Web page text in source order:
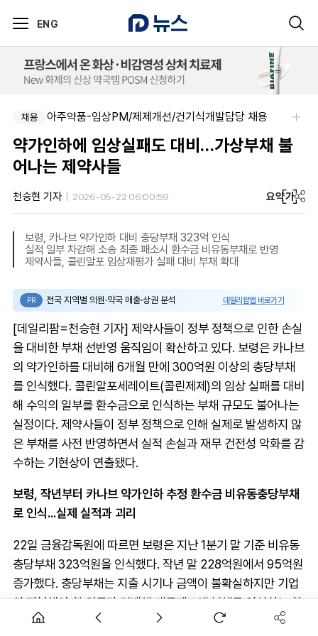
ENG
채용 아주약품-임상PM/제제개선/건기식개발담당 채용
약가인하에 임상실패도 대비…가상부채 불
어나는 제약사들
천승현 기자 2026-05-22 06:00:59 요약가
보령, 카나브 약가인하 대비 충당부채 323억 인식
실적 일부 차감해 소송 최종 패소시 환수금 비유동부채로 반영
제약사들, 콜린알포 임상재평가 실패 대비 부채 확대
PR 전국 지역별 의원·약국 매출·상권 분석 데일리팜맵 바로가기
[데일리팜=천승현 기자] 제약사들이 정부 정책으로 인한 손실
을 대비한 부채 선반영 움직임이 확산하고 있다. 보령은 카나브
의 약가인하를 대비해 6개월 만에 300억원 이상의 충당부채
를 인식했다. 콜린알포세레이트(콜린제제)의 임상 실패를 대비
해 수익의 일부를 환수금으로 인식하는 부채 규모도 불어나는
실정이다. 제약사들이 정부 정책으로 인해 실제로 발생하지 않
은 부채를 사전 반영하면서 실적 손실과 재무 건전성 악화를 감
수하는 기현상이 연출됐다.
보령, 작년부터 카나브 약가인하 추정 환수금 비유동충당부채
로 인식...실제 실적과 괴리
22일 금융감독원에 따르면 보령은 지난 1분기 말 기준 비유동
충당부채 323억원을 인식했다. 작년 말 228억원에서 95억원
증가했다. 충당부채는 지출 시기나 금액이 불확실하지만 기업
이 지불해야 할 의무가 명백해 재무제표에 부채로 인식하는 항
목이다. 비유동부채는 상환 기한이 1년 이상 남은 장기 부채를